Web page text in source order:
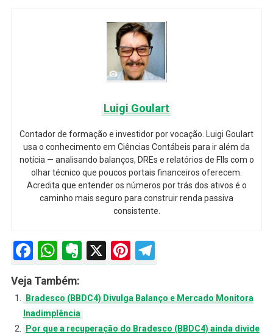
Luigi Goulart
Contador de formação e investidor por vocação. Luigi Goulart
usa o conhecimento em Ciências Contábeis para ir além da
notícia — analisando balanços, DREs e relatórios de FIIs com o
olhar técnico que poucos portais financeiros oferecem.
Acredita que entender os números por trás dos ativos é o
caminho mais seguro para construir renda passiva
consistente.
Facebook
WhatsApp
Evernote
X Pinterest
Telegram
Veja Também:
Bradesco (BBDC4) Divulga Balanço e Mercado Monitora
Inadimplência
Por que a recuperação do Bradesco (BBDC4) ainda divide